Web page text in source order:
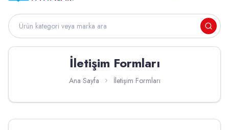
İletişim Formları
Ana Sayfa İletişim Formları